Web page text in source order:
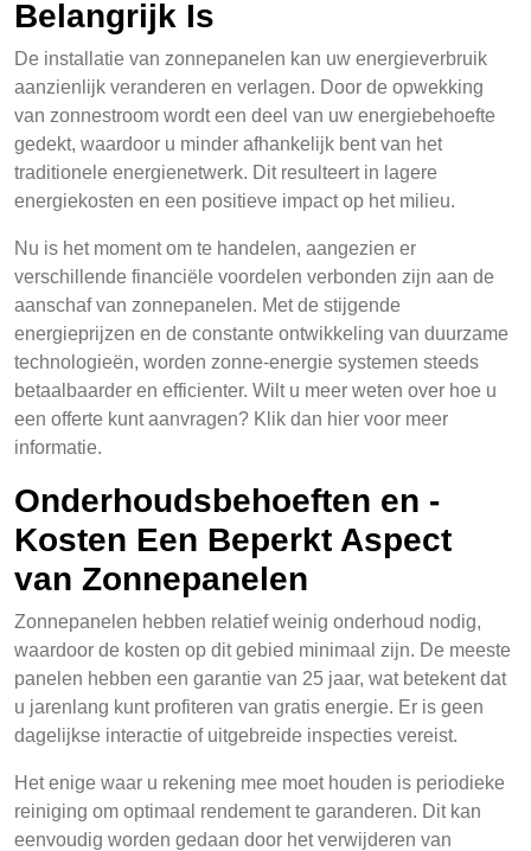
Belangrijk Is
De installatie van zonnepanelen kan uw energieverbruik
aanzienlijk veranderen en verlagen. Door de opwekking
van zonnestroom wordt een deel van uw energiebehoefte
gedekt, waardoor u minder afhankelijk bent van het
traditionele energienetwerk. Dit resulteert in lagere
energiekosten en een positieve impact op het milieu.
Nu is het moment om te handelen, aangezien er
verschillende financiële voordelen verbonden zijn aan de
aanschaf van zonnepanelen. Met de stijgende
energieprijzen en de constante ontwikkeling van duurzame
technologieën, worden zonne-energie systemen steeds
betaalbaarder en efficienter. Wilt u meer weten over hoe u
een offerte kunt aanvragen? Klik dan hier voor meer
informatie.
Onderhoudsbehoeften en -
Kosten Een Beperkt Aspect
van Zonnepanelen
Zonnepanelen hebben relatief weinig onderhoud nodig,
waardoor de kosten op dit gebied minimaal zijn. De meeste
panelen hebben een garantie van 25 jaar, wat betekent dat
u jarenlang kunt profiteren van gratis energie. Er is geen
dagelijkse interactie of uitgebreide inspecties vereist.
Het enige waar u rekening mee moet houden is periodieke
reiniging om optimaal rendement te garanderen. Dit kan
eenvoudig worden gedaan door het verwijderen van